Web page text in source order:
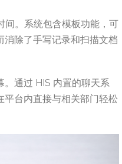
间。系统包含模板功能，可
除了手写记录和扫描文档
通过 HIS 内置的聊天系
平台内直接与相关部门轻松